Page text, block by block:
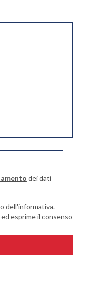
dei dati
dell'informativa.
esprime il consenso